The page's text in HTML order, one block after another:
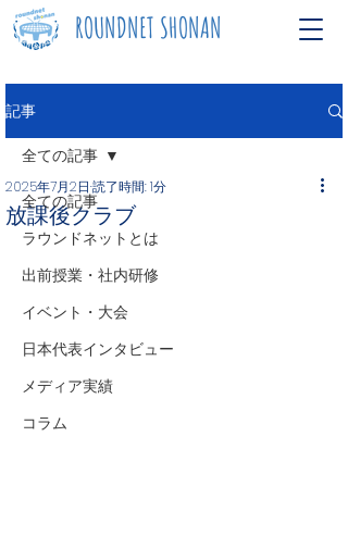
ROUNDNET SHONAN
記事
全ての記事
ラウンドネットとは
出前授業・社内研修
イベント・大会
日本代表インタビュー
メディア実績
コラム
全ての記事
放課後クラブ
2025年7月2日 読了時間: 1分